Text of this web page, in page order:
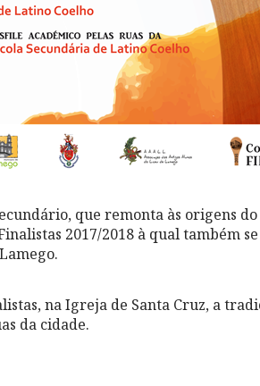
que remonta às origens
2017/2018 à qual também
na Igreja de Santa Cruz, a
da cidade.